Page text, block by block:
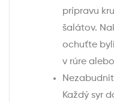
prípravu
šalátov.
ochuťte
v rúre
Každý syr